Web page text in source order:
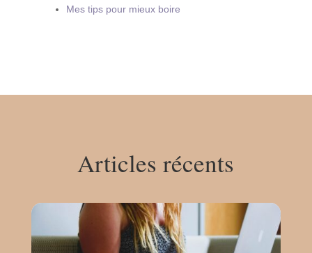
Mes tips pour mieux boire
Articles récents